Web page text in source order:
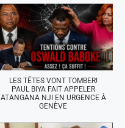
LES TÊTES VONT TOMBER!
PAUL BIYA FAIT APPELER
ATANGANA NJI EN URGENCE À
GENÈVE